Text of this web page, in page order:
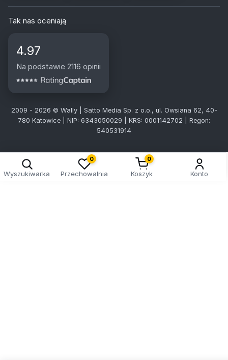
Tak nas oceniają
4.97
Na podstawie 2116 opinii
2009 - 2026 © Wally | Satto Media Sp. z o.o., ul. Owsiana 62, 40-
780 Katowice | NIP: 6343050029 | KRS: 0001142702 | Regon:
540531914
Wyszukiwarka
0
Przechowalnia
0
Koszyk Konto